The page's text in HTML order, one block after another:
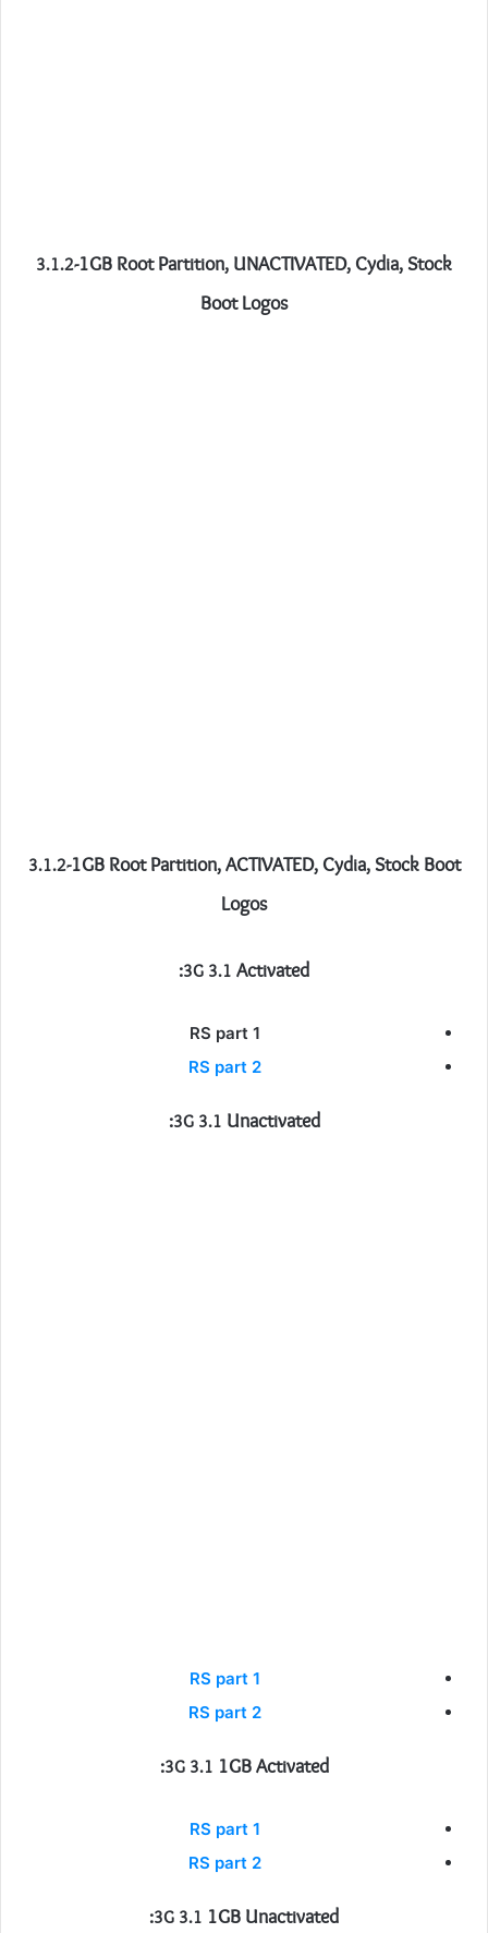
3.1.2-1GB Root Partition, UNACTIVATED, Cydia, Stock
Boot Logos
3.1.2-1GB Root Partition, ACTIVATED, Cydia, Stock Boot
Logos
3G 3.1 Activated:
RS part 1
RS part 2
3G 3.1 Unactivated:
RS part 1
RS part 2
3G 3.1 1GB Activated:
RS part 1
RS part 2
3G 3.1 1GB Unactivated: